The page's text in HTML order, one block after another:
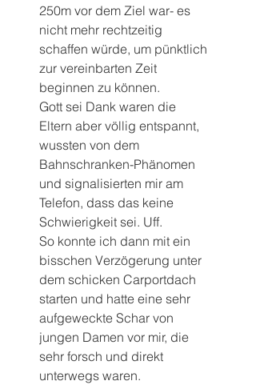
250m vor dem Ziel war- es
nicht mehr rechtzeitig
schaffen würde, um pünktlich
zur vereinbarten Zeit
beginnen zu können.
Gott sei Dank waren die
Eltern aber völlig entspannt,
wussten von dem
Bahnschranken-Phänomen
und signalisierten mir am
Telefon, dass das keine
Schwierigkeit sei. Uff.
So konnte ich dann mit ein
bisschen Verzögerung unter
dem schicken Carportdach
starten und hatte eine sehr
aufgeweckte Schar von
jungen Damen vor mir, die
sehr forsch und direkt
unterwegs waren.